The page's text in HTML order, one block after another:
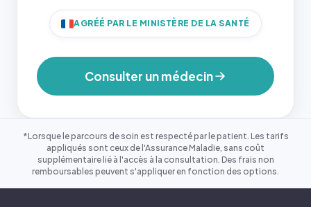
AGRÉÉ PAR LE MINISTÈRE DE LA SANTÉ
Consulter un médecin
*Lorsque le parcours de soin est respecté par le patient. Les tarifs
appliqués sont ceux de l'Assurance Maladie, sans coût
supplémentaire lié à l'accès à la consultation. Des frais non
remboursables peuvent s'appliquer en fonction des options.